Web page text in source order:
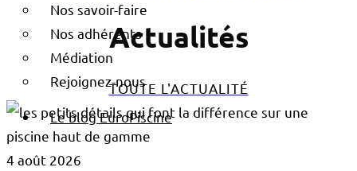
Nos savoir-faire
Nos adhérents
Médiation
Rejoignez-nous
Le blog EuroPiscine
Actualités
TOUTE L'ACTUALITÉ
4 août 2026